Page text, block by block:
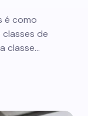
é como
de
classe…